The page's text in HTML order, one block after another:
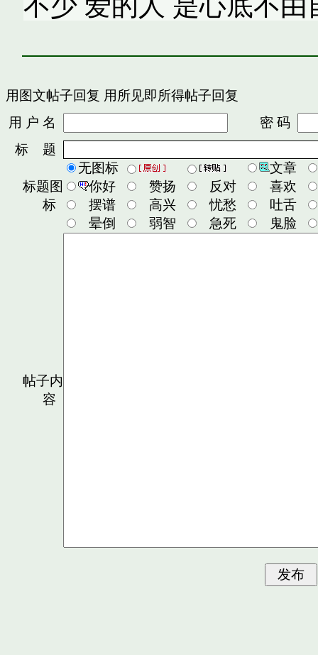
用图文帖子回复 用所见即所得帖子回复
用 户 名
密 码
标 题
标题图
标
无图标
文章
你好
赞扬 反对
喜欢
摆谱
高兴 忧愁
吐舌
晕倒
弱智 急死 鬼脸
帖子内
容